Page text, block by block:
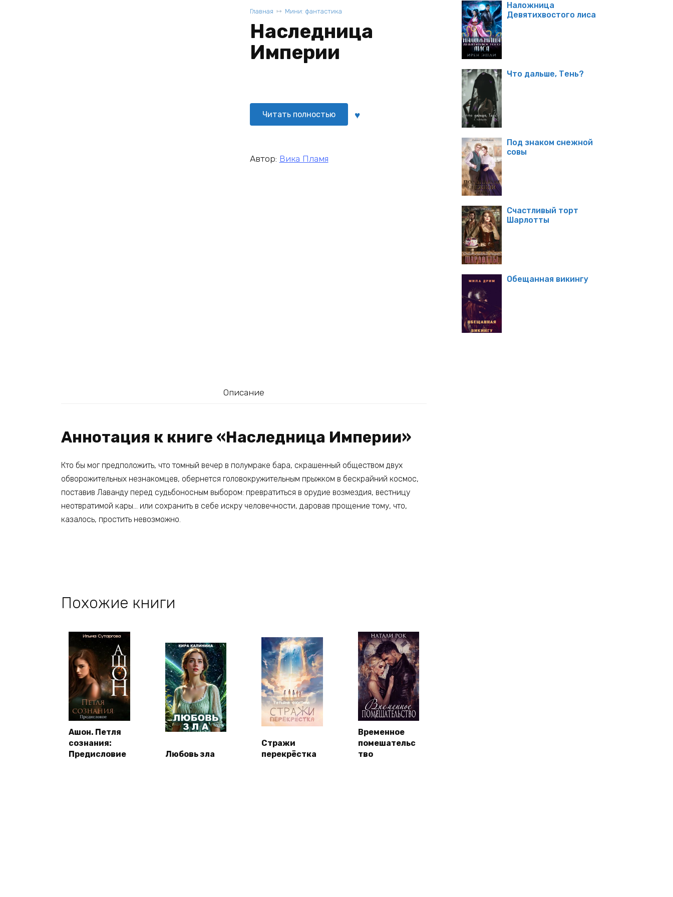
Главная Мини: фантастика
Наследница
Империи
Читать полностью
Автор: Вика Пламя
Описание
Аннотация к книге «Наследница Империи»
Кто бы мог предположить, что томный вечер в полумраке бара, скрашенный обществом двух
обворожительных незнакомцев, обернется головокружительным прыжком в бескрайний космос,
поставив Лаванду перед судьбоносным выбором: превратиться в орудие возмездия, вестницу
неотвратимой кары… или сохранить в себе искру человечности, даровав прощение тому, что,
казалось, простить невозможно.
Похожие книги
Ашон. Петля
сознания:
Предисловие
Любовь зла
Стражи
перекрёстка
Временное
помешательс
тво
Наложница
Девятихвостого лиса
Что дальше, Тень?
Под знаком снежной
совы
Счастливый торт
Шарлотты
Обещанная викингу